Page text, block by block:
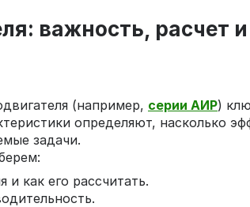
важность, расчет
(например, серии АИР)
определяют, насколько
задачи.
и как его рассчитать.